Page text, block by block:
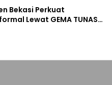
Bekasi Perkuat
Lewat GEMA TUNAS